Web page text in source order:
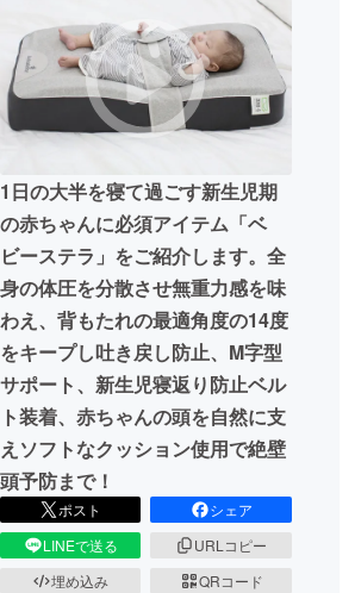
テクノロジー・ガジェット
映像・映画
まちづくり・地域活性化
CAMPFIRE for Social Good
CAMPFIREふるさと納税machi-ya
1日の大半を寝て過ごす新生児期
の赤ちゃんに必須アイテム「ベ
ビーステラ」をご紹介します。全
身の体圧を分散させ無重力感を味
わえ、背もたれの最適角度の14度
をキープし吐き戻し防止、M字型
サポート、新生児寝返り防止ベル
ト装着、赤ちゃんの頭を自然に支
えソフトなクッション使用で絶壁
頭予防まで！
ポスト
シェア
LINEで送る
URLコピー
埋め込み
QRコード